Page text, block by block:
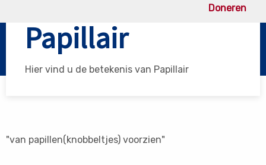
Doneren
Zoek
Zoek
Papillair
Hier vind u de betekenis van Papillair
"van papillen(knobbeltjes) voorzien"